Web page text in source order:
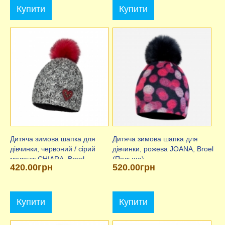
Купити Купити
Дитяча зимова шапка для
дівчинки, червоний / сірий
меланж CHIARA, Broel
(Польща)
420.00грн
Купити
Дитяча зимова шапка для
дівчинки, рожева JOANA, Broel
(Польща)
520.00грн
Купити